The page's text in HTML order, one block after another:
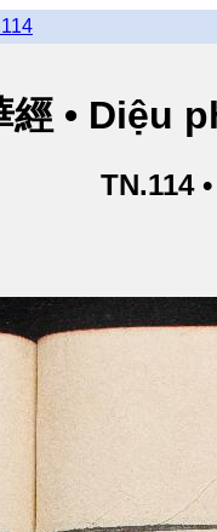
經 • Diệu
TN.114